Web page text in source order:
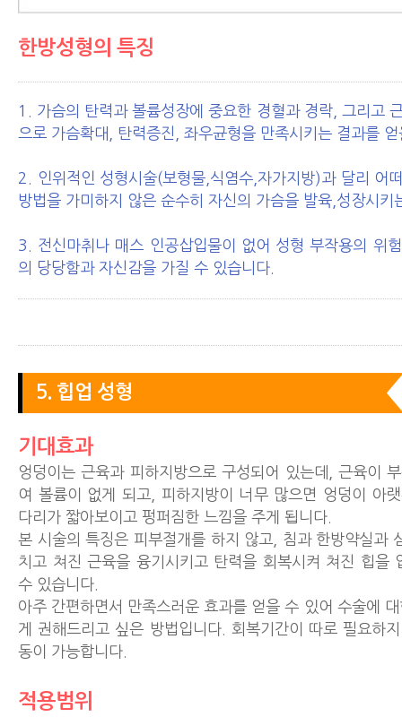
한방성형의 특징
1. 가슴의 탄력과 볼륨성장에 중요한 경혈과 경락, 그리고
으로 가슴확대, 탄력증진, 좌우균형을 만족시키는 결과를
2. 인위적인 성형시술(보형물,식염수,자가지방)과 달리 어
방법을 가미하지 않은 순수히 자신의 가슴을 발육,성장시키
3. 전신마취나 매스 인공삽입물이 없어 성형 부작용의 위
의 당당함과 자신감을 가질 수 있습니다.
5. 힙업 성형
기대효과
엉덩이는 근육과 피하지방으로 구성되어 있는데, 근육이
여 볼륨이 없게 되고, 피하지방이 너무 많으면 엉덩이 아
다리가 짧아보이고 펑퍼짐한 느낌을 주게 됩니다.
본 시술의 특징은 피부절개를 하지 않고, 침과 한방약실과
치고 쳐진 근육을 융기시키고 탄력을 회복시켜 쳐진 힙을
수 있습니다.
아주 간편하면서 만족스러운 효과를 얻을 수 있어 수술에
게 권해드리고 싶은 방법입니다. 회복기간이 따로 필요하
동이 가능합니다.
적용범위